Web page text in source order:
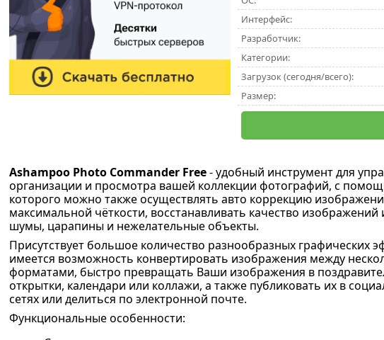
Интерфейс:
Разработчик:
Категории:
Загрузок (сегодня/всего):
Размер:
Ashampoo Photo Commander Free- удобный инструмент для
организации и просмотра вашей коллекции фотографий, с
которого можно также осуществлять авто коррекцию
максимальной чёткости, восстанавливать качество изображений
шумы, царапины и нежелательные объекты.
Присутствует большое количество разнообразных графических
имеется возможность конвертировать изображения между
форматами, быстро превращать Ваши изображения в
открытки, календари или коллажи, а также публиковать их в
сетях или делиться по электронной почте.
Функциональные особенности: